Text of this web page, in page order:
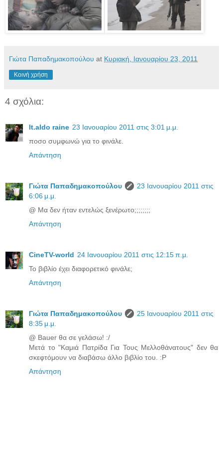
Γιώτα Παπαδημακοπούλου at Κυριακή, Ιανουαρίου 23, 2011
Κοινή χρήση
4 σχόλια:
lt.aldo raine 23 Ιανουαρίου 2011 στις 3:01 μ.μ.
ποσο συμφωνώ για το φινάλε.
Απάντηση
Γιώτα Παπαδημακοπούλου
23 Ιανουαρίου 2011 στις
6:06 μ.μ.
@ Μα δεν ήταν εντελώς ξενέρωτο;;;;;;;;
Απάντηση
CineTV-world 24 Ιανουαρίου 2011 στις 12:15 π.μ.
Το βιβλίο έχει διαφορετικό φινάλε;
Απάντηση
Γιώτα Παπαδημακοπούλου
25 Ιανουαρίου 2011 στις
8:35 μ.μ.
@ Bauer θα σε γελάσω! :/
Μετά το "Καμιά Πατρίδα Για Τους Μελλοθάνατους" δεν θα
σκεφτόμουν να διαβάσω άλλο βιβλίο του. :P
Απάντηση